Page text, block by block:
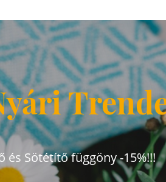
és Sötétítő függöny -15%!!!